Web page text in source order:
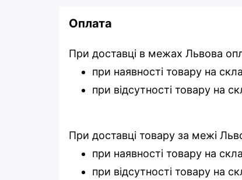
Оплата
При доставці в межах Львова
при наявності товару на
при відсутності товару на
При доставці товару за межі
при наявності товару на
при відсутності товару на